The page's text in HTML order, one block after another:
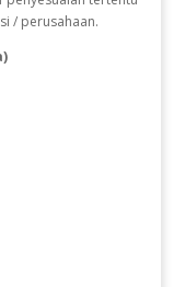
/ perusahaan.